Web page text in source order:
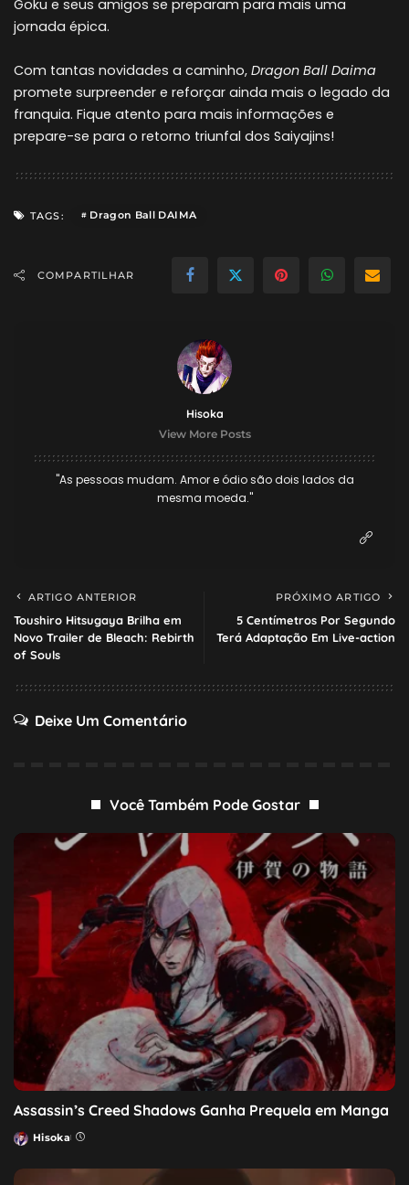
Goku e seus amigos se preparam para mais uma
jornada épica.
Com tantas novidades a caminho, Dragon Ball Daima
promete surpreender e reforçar ainda mais o legado da
franquia. Fique atento para mais informações e
prepare-se para o retorno triunfal dos Saiyajins!
TAGS: Dragon Ball DAIMA
COMPARTILHAR
Hisoka
View More Posts
"As pessoas mudam. Amor e ódio são dois lados da
mesma moeda."
ARTIGO ANTERIOR
Toushiro Hitsugaya Brilha em
Novo Trailer de Bleach: Rebirth
of Souls
PRÓXIMO ARTIGO
5 Centímetros Por Segundo
Terá Adaptação Em Live-action
Deixe Um Comentário
Você Também Pode Gostar
Assassin’s Creed Shadows Ganha Prequela em Manga
Posted
Hisoka